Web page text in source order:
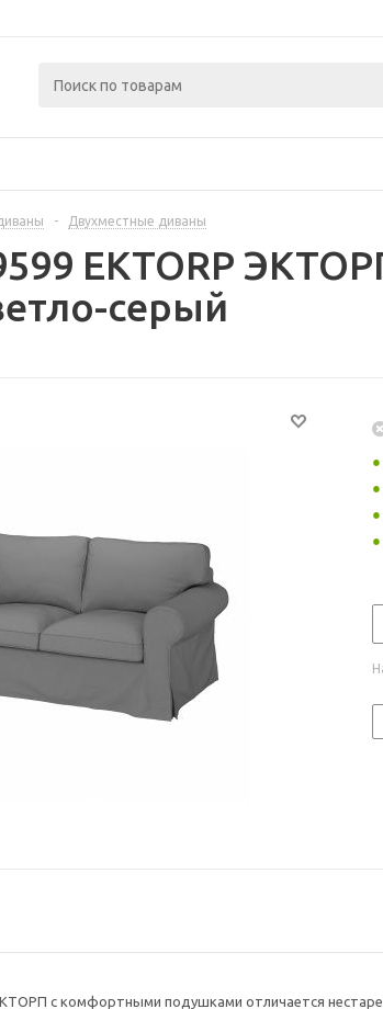
- Двухместные диваны
EKTORP
серый
с комфортными подушками отличается